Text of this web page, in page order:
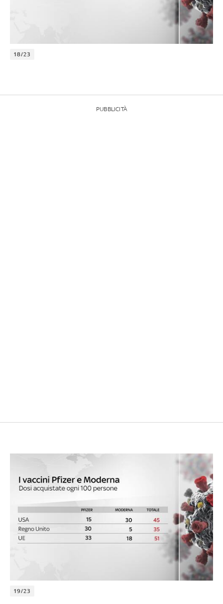
18/23
PUBBLICITÀ
19/23